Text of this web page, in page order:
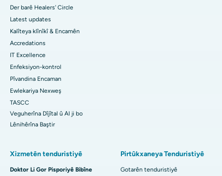
Der barê Healers' Circle
Latest updates
Kalîteya klînîkî & Encamên
Accredations
IT Excellence
Enfeksiyon-kontrol
Pîvandina Encaman
Ewlekariya Nexweş
TASCC
Veguherîna Dîjîtal û AI ji bo
Lênihêrîna Baştir
Xizmetên tenduristiyê
Doktor Li Gor Pisporiyê Bibîne
Pirtûkxaneya Tenduristiyê
Gotarên tenduristiyê